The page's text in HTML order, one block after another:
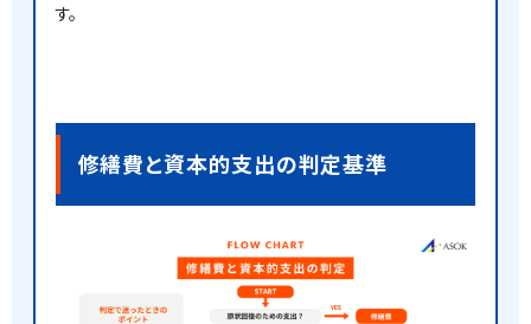
す。
修繕費と資本的支出の判定基準